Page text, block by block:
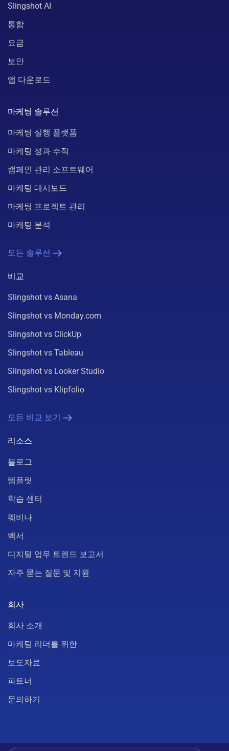
Slingshot AI
통합
요금
보안
앱 다운로드
마케팅 솔루션
마케팅 실행 플랫폼
마케팅 성과 추적
캠페인 관리 소프트웨어
마케팅 대시보드
마케팅 프로젝트 관리
마케팅 분석
모든 솔루션
비교
Slingshot vs Asana
Slingshot vs Monday.com
Slingshot vs ClickUp
Slingshot vs Tableau
Slingshot vs Looker Studio
Slingshot vs Klipfolio
모든 비교 보기
리소스
블로그
템플릿
학습 센터
웨비나
백서
디지털 업무 트렌드 보고서
자주 묻는 질문 및 지원
회사
회사 소개
마케팅 리더를 위한
보도자료
파트너
문의하기